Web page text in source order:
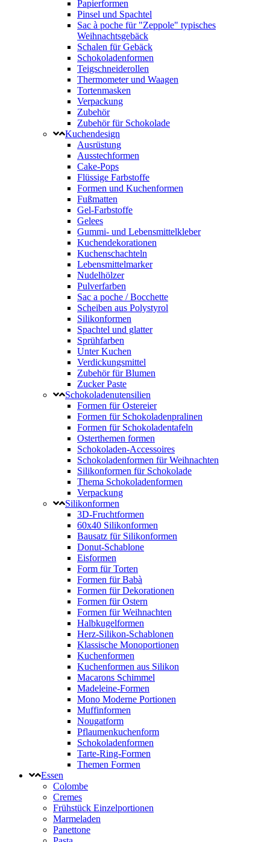
Papierformen
Pinsel und Spachtel
Sac à poche für "Zeppole" typisches
Weihnachtsgebäck
Schalen für Gebäck
Schokoladenformen
Teigschneiderollen
Thermometer und Waagen
Tortenmasken
Verpackung
Zubehör
Zubehör für Schokolade
Kuchendesign
Ausrüstung
Ausstechformen
Cake-Pops
Flüssige Farbstoffe
Formen und Kuchenformen
Fußmatten
Gel-Farbstoffe
Gelees
Gummi- und Lebensmittelkleber
Kuchendekorationen
Kuchenschachteln
Lebensmittelmarker
Nudelhölzer
Pulverfarben
Sac a poche / Bocchette
Scheiben aus Polystyrol
Silikonformen
Spachtel und glatter
Sprühfarben
Unter Kuchen
Verdickungsmittel
Zubehör für Blumen
Zucker Paste
Schokoladenutensilien
Formen für Ostereier
Formen für Schokoladenpralinen
Formen für Schokoladentafeln
Osterthemen formen
Schokoladen-Accessoires
Schokoladenformen für Weihnachten
Silikonformen für Schokolade
Thema Schokoladenformen
Verpackung
Silikonformen
3D-Fruchtformen
60x40 Silikonformen
Bausatz für Silikonformen
Donut-Schablone
Eisformen
Form für Torten
Formen für Babà
Formen für Dekorationen
Formen für Ostern
Formen für Weihnachten
Halbkugelformen
Herz-Silikon-Schablonen
Klassische Monoportionen
Kuchenformen
Kuchenformen aus Silikon
Macarons Schimmel
Madeleine-Formen
Mono Moderne Portionen
Muffinformen
Nougatform
Pflaumenkuchenform
Schokoladenformen
Tarte-Ring-Formen
Themen Formen
Essen
Colombe
Cremes
Frühstück Einzelportionen
Marmeladen
Panettone